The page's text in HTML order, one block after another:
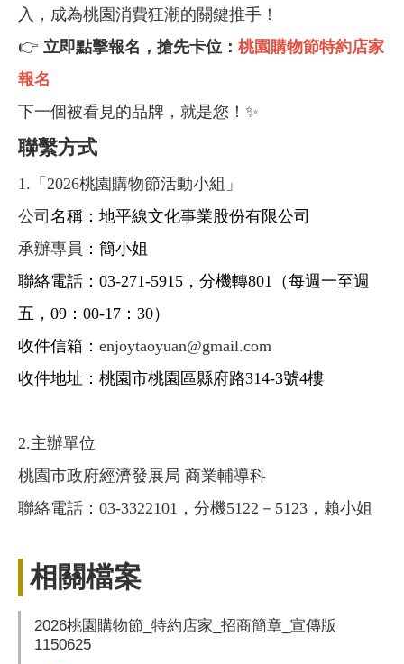
入，成為桃園消費狂潮的關鍵推手！
👉 立即點擊報名，搶先卡位： 桃園購物節特約店家
報名
下一個被看見的品牌，就是您！ ✨
聯繫方式
1.「2026桃園購物節活動小組」
公司 名稱：地平線文化事業股份有限公司
承辦專員 ：簡小姐
聯絡電話：03-271-5915，分機轉801（每週一至週
五，09：00-17：30）
收件信箱： enjoytaoyuan@gmail.com
收件地址：桃園市桃園區縣府路314-3號4樓
2.主辦單位
桃園市政府經濟發展局 商業輔導科
聯絡電話：03-3322101，分機5122－5123，賴小姐
相關檔案
2026桃園購物節_特約店家_招商簡章_宣傳版
1150625